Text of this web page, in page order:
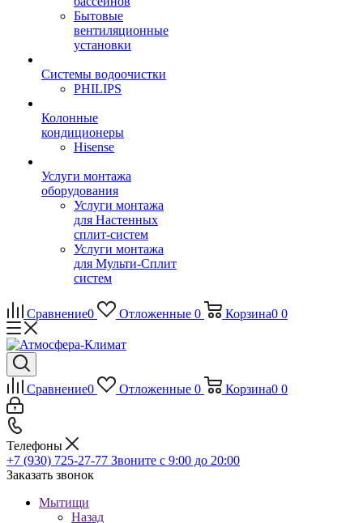
Бытовые
вентиляционные
установки
Системы водоочистки
PHILIPS
Колонные
кондиционеры
Hisense
Услуги монтажа
оборудования
Услуги монтажа
для Настенных
сплит-систем
Услуги монтажа
для Мульти-Сплит
систем
Сравнение0 Отложенные 0 Корзина0 0
Сравнение0 Отложенные 0 Корзина0 0
Телефоны
+7 (930) 725-27-77 Звоните с 9:00 до 20:00
Заказать звонок
Мытищи
Назад